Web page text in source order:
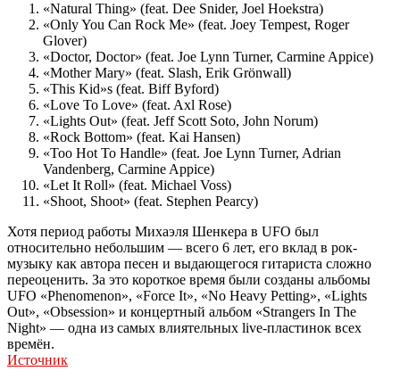
«Natural Thing» (feat. Dee Snider, Joel Hoekstra)
«Only You Can Rock Me» (feat. Joey Tempest, Roger
Glover)
«Doctor, Doctor» (feat. Joe Lynn Turner, Carmine Appice)
«Mother Mary» (feat. Slash, Erik Grönwall)
«This Kid»s (feat. Biff Byford)
«Love To Love» (feat. Axl Rose)
«Lights Out» (feat. Jeff Scott Soto, John Norum)
«Rock Bottom» (feat. Kai Hansen)
«Too Hot To Handle» (feat. Joe Lynn Turner, Adrian
Vandenberg, Carmine Appice)
«Let It Roll» (feat. Michael Voss)
«Shoot, Shoot» (feat. Stephen Pearcy)
Хотя период работы Михаэля Шенкера в UFO был
относительно небольшим — всего 6 лет, его вклад в рок-
музыку как автора песен и выдающегося гитариста сложно
переоценить. За это короткое время были созданы альбомы
UFO «Phenomenon», «Force It», «No Heavy Petting», «Lights
Out», «Obsession» и концертный альбом «Strangers In The
Night» — одна из самых влиятельных live-пластинок всех
времён.
Источник